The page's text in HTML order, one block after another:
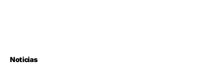
Noticias